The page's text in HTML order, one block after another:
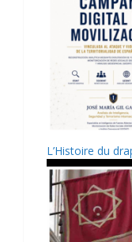
L’Histoire du